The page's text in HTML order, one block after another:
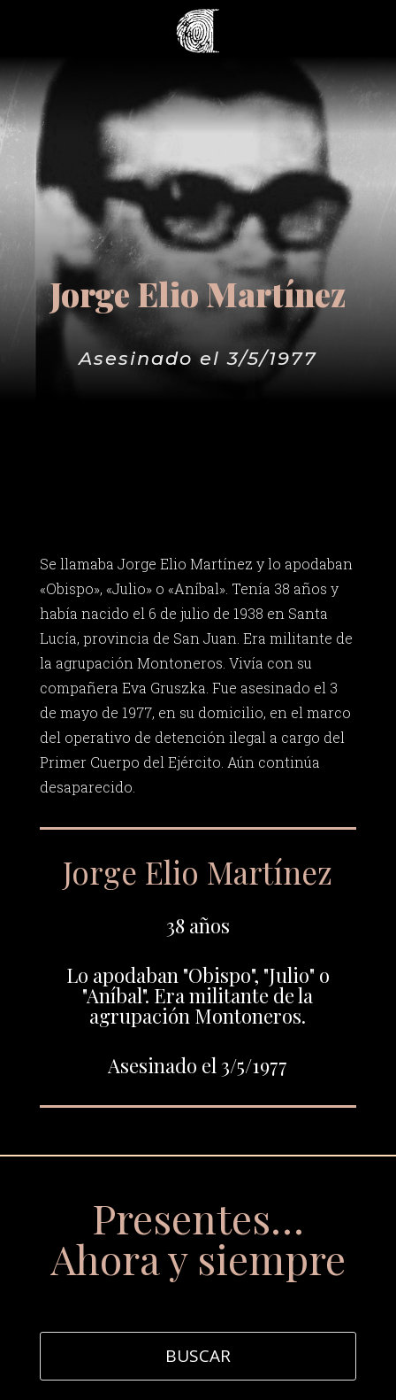
Jorge Elio Martínez
Asesinado el 3/5/1977
Se llamaba Jorge Elio Martínez y lo apodaban
«Obispo», «Julio» o «Aníbal». Tenía 38 años y
había nacido el 6 de julio de 1938 en Santa
Lucía, provincia de San Juan. Era militante de
la agrupación Montoneros. Vivía con su
compañera Eva Gruszka. Fue asesinado el 3
de mayo de 1977, en su domicilio, en el marco
del operativo de detención ilegal a cargo del
Primer Cuerpo del Ejército. Aún continúa
desaparecido.
Jorge Elio Martínez
38 años
Lo apodaban "Obispo", "Julio" o
"Aníbal". Era militante de la
agrupación Montoneros.
Asesinado el 3/5/1977
Presentes…
Ahora y siempre